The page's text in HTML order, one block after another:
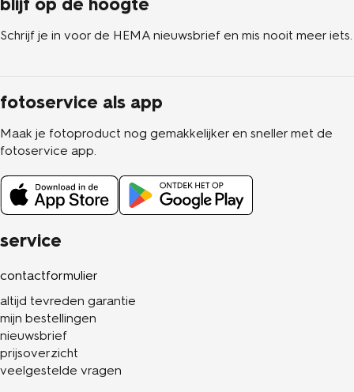
service
contactformulier
altijd tevreden garantie
mijn bestellingen
nieuwsbrief
prijsoverzicht
veelgestelde vragen
blijf op de hoogte
Schrijf je in voor de HEMA nieuwsbrief en mis nooit meer iets.
fotoservice als app
Maak je fotoproduct nog gemakkelijker en sneller met de
fotoservice app.